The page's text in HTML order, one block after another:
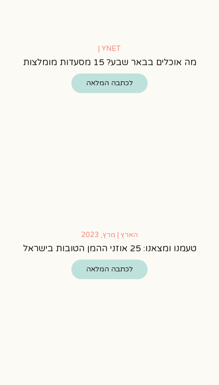
YNET |
מה אוכלים בבאר שבע? 15 מסעדות מומלצות
לכתבה המלאה
הארץ | מרץ, 2023
טעמנו ומצאנו: 25 אוזני ההמן הטובות בישראל
לכתבה המלאה